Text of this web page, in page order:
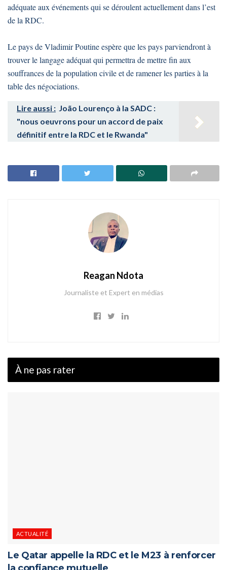
adéquate aux événements qui se déroulent actuellement dans l’est
de la RDC.
Le pays de Vladimir Poutine espère que les pays parviendront à
trouver le langage adéquat qui permettra de mettre fin aux
souffrances de la population civile et de ramener les parties à la
table des négociations.
Lire aussi : João Lourenço à la SADC :
"nous oeuvrons pour un accord de paix
définitif entre la RDC et le Rwanda"
Reagan Ndota
Journaliste et Expert en médias
À ne pas rater
ACTUALITÉ
Le Qatar appelle la RDC et le M23 à renforcer
la confiance mutuelle